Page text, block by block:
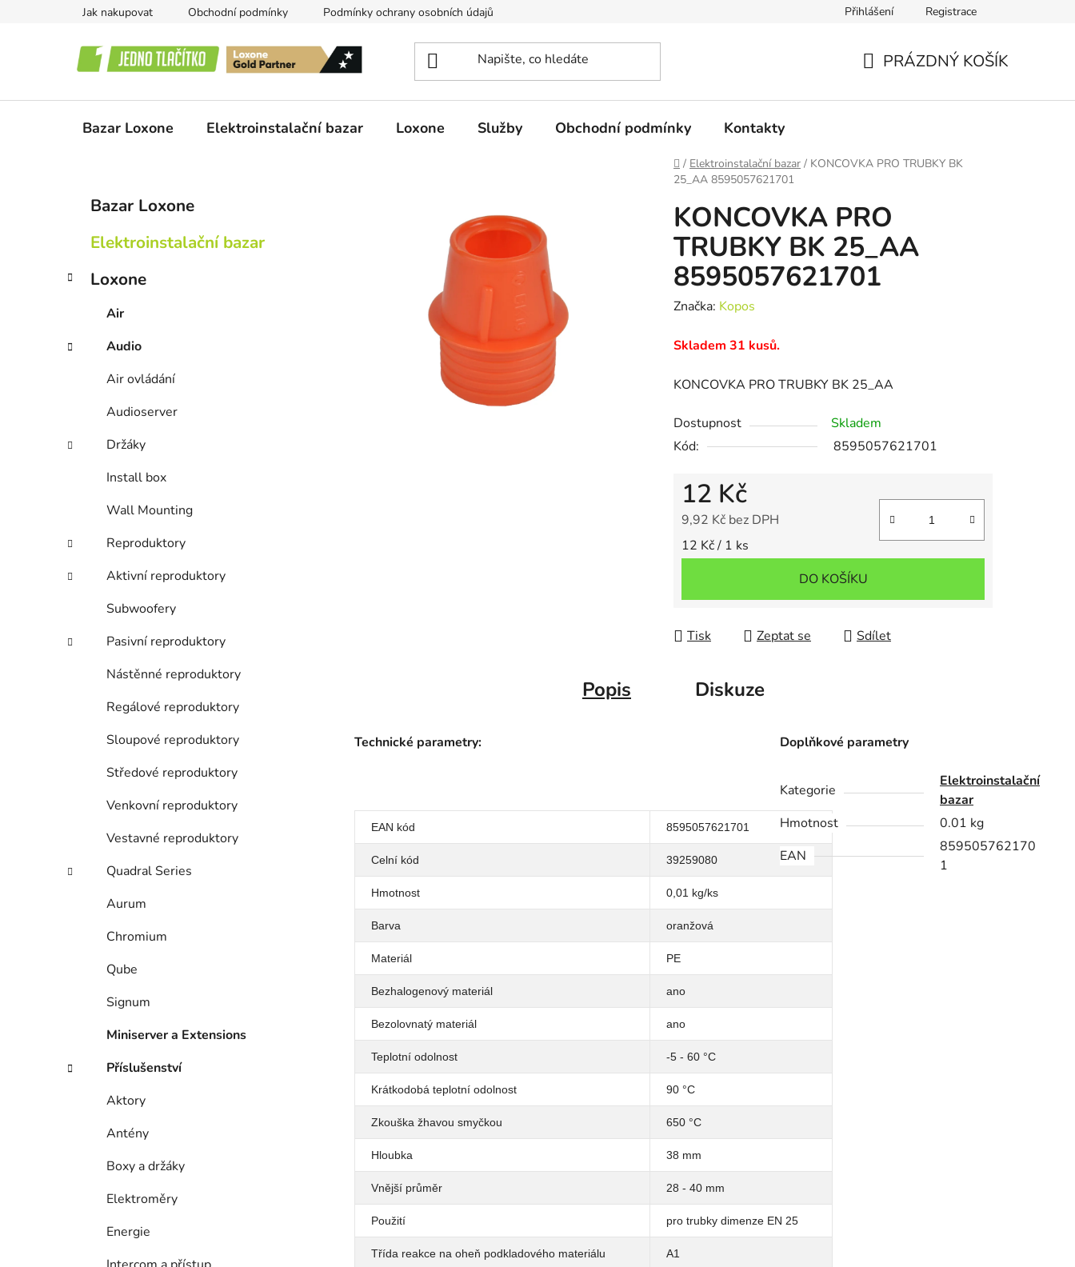
Jak nakupovat Obchodní podmínky Podmínky ochrany osobních údajů Přihlášení Registrace
PRÁZDNÝ KOŠÍK
Bazar Loxone Elektroinstalační bazar Loxone Služby Obchodní podmínky Kontakty
Domů
/ Elektroinstalační bazar / KONCOVKA PRO TRUBKY BK
25_AA 8595057621701
r
n
e
Přeskočit
kategorie
o
Bazar Loxone
Elektroinstalační bazar
Loxone
Air
Audio
Air ovládání
Audioserver
Držáky
Install box
Wall Mounting
Reproduktory
Aktivní reproduktory
Subwoofery
Pasivní reproduktory
Nástěnné reproduktory
Regálové reproduktory
Sloupové reproduktory
Středové reproduktory
Venkovní reproduktory
Vestavné reproduktory
Quadral Series
Aurum
Chromium
Qube
Signum
Miniserver a Extensions
Příslušenství
Aktory
Antény
Boxy a držáky
Elektroměry
Energie
KONCOVKA PRO
TRUBKY BK 25_AA
8595057621701
Značka: Kopos
Skladem 31 kusů.
KONCOVKA PRO TRUBKY BK 25_AA
Dostupnost
Skladem
Kód:
8595057621701
12 Kč
9,92 Kč bez DPH
Měrná cena:
12 Kč / 1 ks
DO KOŠÍKU
Tisk Zeptat se Sdílet
Popis Diskuze
Technické parametry:
EAN kód 8595057621701
Celní kód 39259080
Hmotnost 0,01 kg/ks
Barva oranžová
Materiál PE
Bezhalogenový materiál ano
Bezolovnatý materiál ano
Teplotní odolnost -5 - 60 °C
Krátkodobá teplotní odolnost 90 °C
Zkouška žhavou smyčkou 650 °C
Hloubka 38 mm
Vnější průměr 28 - 40 mm
Použití pro trubky dimenze EN 25
Třída reakce na oheň podkladového materiálu A1
Doplňkové parametry
Kategorie
Elektroinstalační
bazar
Hmotnost
0.01 kg
EAN
859505762170
1